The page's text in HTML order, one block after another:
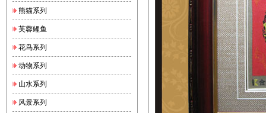
熊猫系列
芙蓉鲤鱼
花鸟系列
动物系列
山水系列
风景系列